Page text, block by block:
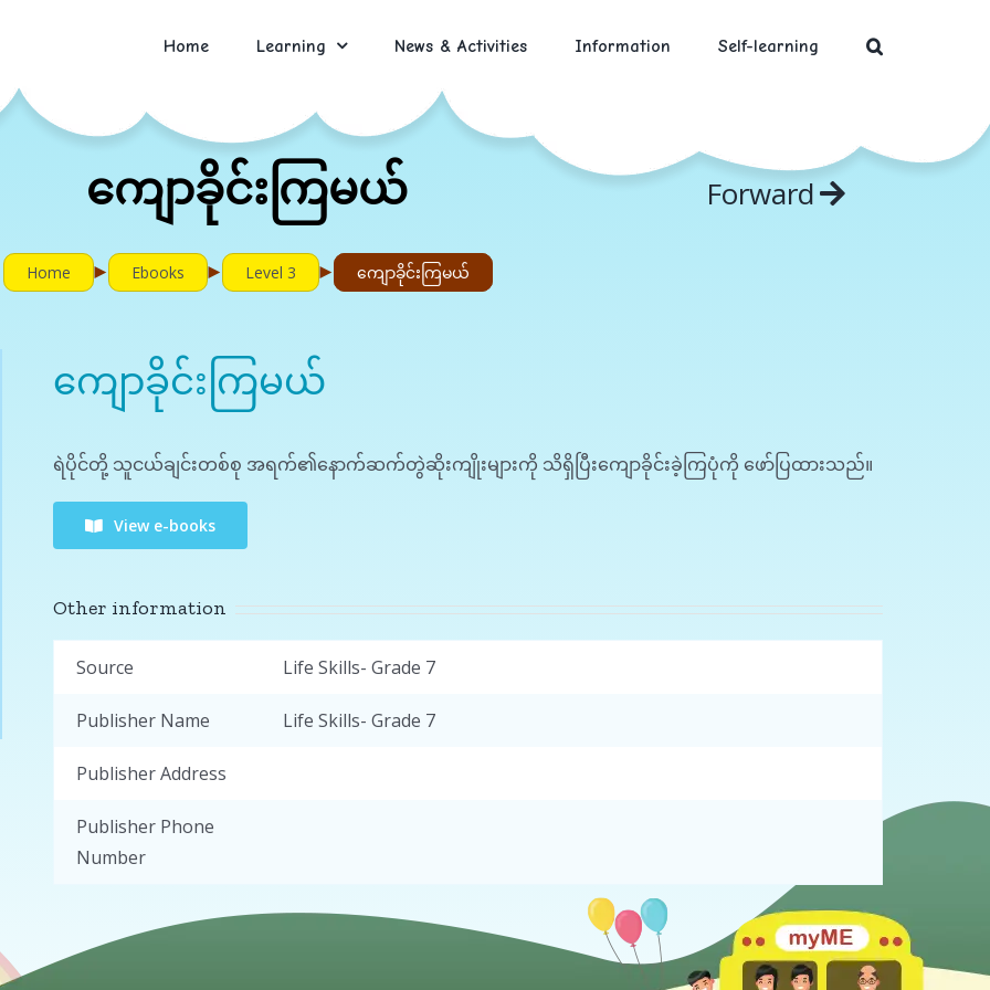
Home Learning News & Activities Information Self-learning
ကျောခိုင်းကြမယ် Forward
Home ► Ebooks ► Level 3 ► ကျောခိုင်းကြမယ်
ကျောခိုင်းကြမယ်
ရဲပိုင်တို့ သူငယ်ချင်းတစ်စု အရက်၏နောက်ဆက်တွဲဆိုးကျိုးများကို သိရှိပြီးကျောခိုင်းခဲ့ကြပုံကို ဖော်ပြထားသည်။
View e-books
Other information
Source Life Skills- Grade 7
Publisher Name Life Skills- Grade 7
Publisher Address
Publisher Phone
Number